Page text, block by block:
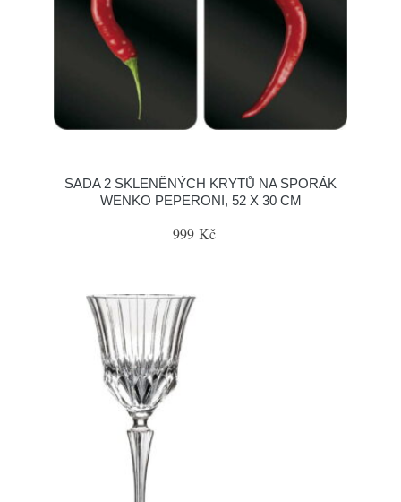
SADA 2 SKLENĚNÝCH KRYTŮ NA SPORÁK
WENKO PEPERONI, 52 X 30 CM
999 Kč